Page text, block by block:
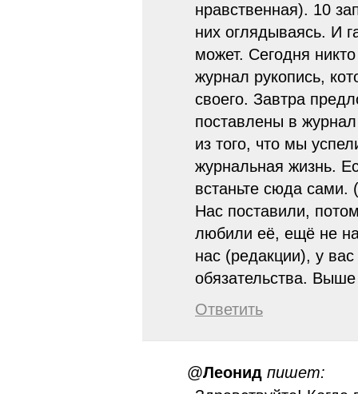
нравственная). 10
них оглядываясь. И
может. Сегодня
журнал рукопись,
своего. Завтра
поставлены в
из того, что мы
журнальная жизнь.
встаньте сюда сами.
Нас поставили,
любили её, ещё не
нас (редакции), у
обязательства.
Ответить
@Леонид пишет: